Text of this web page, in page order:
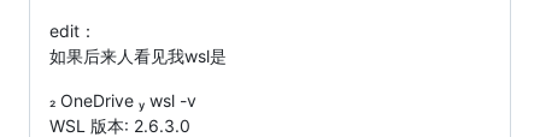
edit：
如果后来人看见我wsl是
 OneDrive  wsl -v
WSL 版本: 2.6.3.0